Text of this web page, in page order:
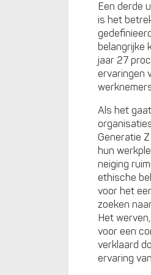
Een derde
is het
belangrijke
jaar 27
ervaringen
Als het
Generatie
hun
neiging
ethische
voor het
zoeken
Het
voor een
verklaard
ervaring